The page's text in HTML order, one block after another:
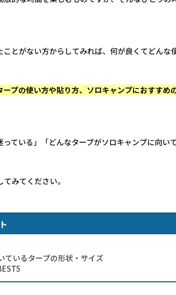
ことがない方からしてみれば、何が良くてどんな
ープの使い方や貼り方、ソロキャンプにおすすめ
っている」「どんなタープがソロキャンプに向い
みてください。
ているタープの形状・サイズ